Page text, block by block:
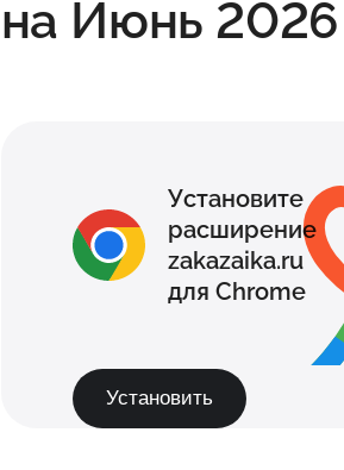
на Июнь 2026
Установите
расширение
zakazaika.ru
для Chrome
Установить